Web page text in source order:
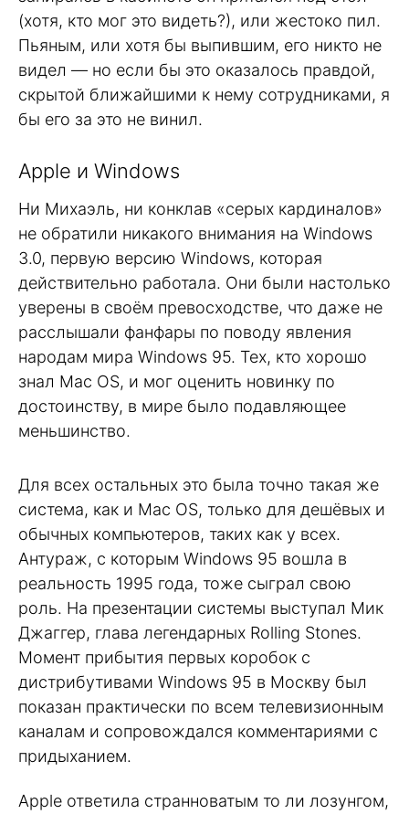
(хотя, кто мог это видеть?), или жестоко пил.
Пьяным, или хотя бы выпившим, его никто не
видел — но если бы это оказалось правдой,
скрытой ближайшими к нему сотрудниками, я
бы его за это не винил.
Apple и Windows
Ни Михаэль, ни конклав «серых кардиналов»
не обратили никакого внимания на Windows
3.0, первую версию Windows, которая
действительно работала. Они были настолько
уверены в своём превосходстве, что даже не
расслышали фанфары по поводу явления
народам мира Windows 95. Тех, кто хорошо
знал Mac OS, и мог оценить новинку по
достоинству, в мире было подавляющее
меньшинство.
Для всех остальных это была точно такая же
система, как и Mac OS, только для дешёвых и
обычных компьютеров, таких как у всех.
Антураж, с которым Windows 95 вошла в
реальность 1995 года, тоже сыграл свою
роль. На презентации системы выступал Мик
Джаггер, глава легендарных Rolling Stones.
Момент прибытия первых коробок с
дистрибутивами Windows 95 в Москву был
показан практически по всем телевизионным
каналам и сопровождался комментариями с
придыханием.
Apple ответила странноватым то ли лозунгом,